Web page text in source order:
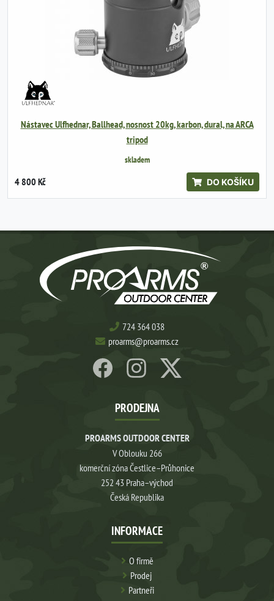
Nástavec Ulfhednar, Ballhead, nosnost 20kg, karbon, dural, na ARCA
tripod
skladem
4 800 Kč DO KOŠÍKU
724 364 038
proarms@proarms.cz
PRODEJNA
PROARMS OUTDOOR CENTER
V Oblouku 266
komerční zóna Čestlice–Průhonice
252 43 Praha–východ
Česká Republika
INFORMACE
O firmě
Prodej
Partneři